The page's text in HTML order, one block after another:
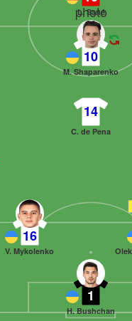
L. Sané
1
H. Bushchan
16
V. Mykolenko
14
C. de Pena
10
M. Shaparenko